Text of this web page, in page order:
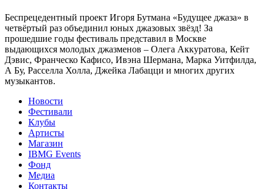
Беспрецедентный проект Игоря Бутмана «Будущее джаза» в
четвёртый раз объединил юных джазовых звёзд! За
прошедшие годы фестиваль представил в Москве
выдающихся молодых джазменов – Олега Аккуратова, Кейт
Дэвис, Франческо Кафисо, Ивэна Шермана, Марка Уитфилда,
А Бу, Расселла Холла, Джейка Лабацци и многих других
музыкантов.
Новости
Фестивали
Клубы
Артисты
Магазин
IBMG Events
Фонд
Медиа
Контакты